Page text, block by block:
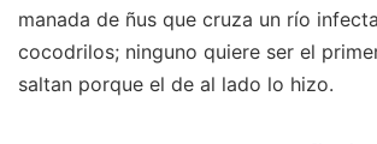
manada de ñus que cruza un río
cocodrilos; ninguno quiere ser el
saltan porque el de al lado lo hizo.